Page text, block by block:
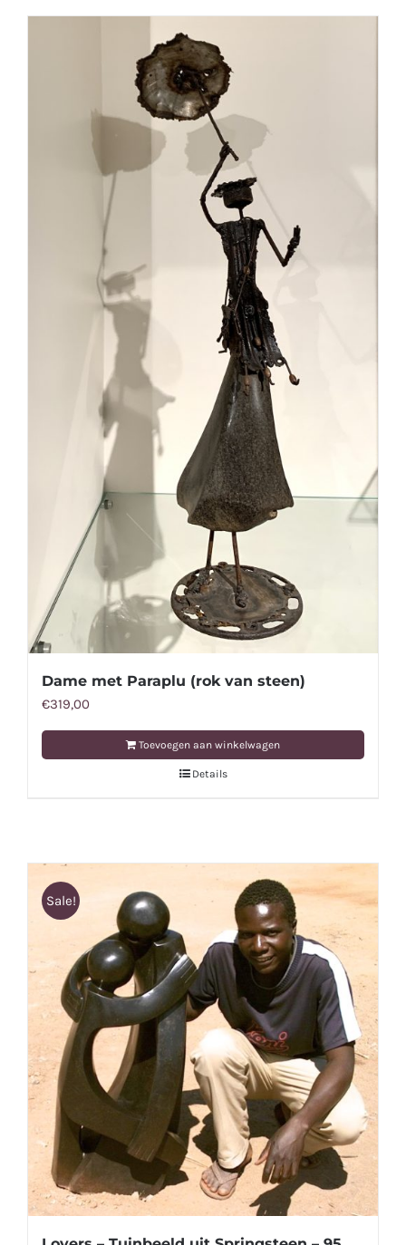
Dame met Paraplu (rok van steen)
€319,00
Toevoegen aan winkelwagen
Details
Sale!